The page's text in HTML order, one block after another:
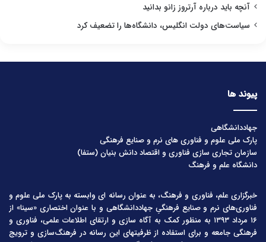
آنچه باید درباره آرتروز زانو بدانید
سیاست‌های دولت انگلیس، دانشگاه‌ها را تضعیف کرد
پیوند ها
جهاددانشگاهی
پارک ملی علوم و فناوری های نرم و صنایع فرهنگی
سازمان تجاری سازی فناوری و اقتصاد دانش بنیان (ستفا)
دانشگاه علم و فرهنگ
خبرگزاری علم، فناوری و فرهنگ، به عنوان رسانه ای وابسته به پارک ملی علوم و
فناوری‌های نرم و صنایع فرهنگیِ جهاددانشگاهی و با عنوان اختصاری «سینا» از
۱۶ مرداد ۱۳۹۳ به منظور کمک به آگاه سازی و ارتقای اطلاعات علمی، فناوری و
فرهنگی جامعه و برای استفاده از ظرفیتهای این رسانه در فرهنگ‌سازی و ترویج